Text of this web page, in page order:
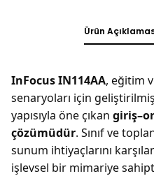
Ürün
InFocus IN114AA, eğitim
senaryoları için
yapısıyla öne çıkan
çözümüdür. Sınıf ve
sunum ihtiyaçlarını
işlevsel bir mimariye